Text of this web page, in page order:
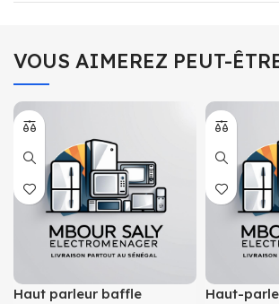
VOUS AIMEREZ PEUT-
Haut parleur baffle Haut-